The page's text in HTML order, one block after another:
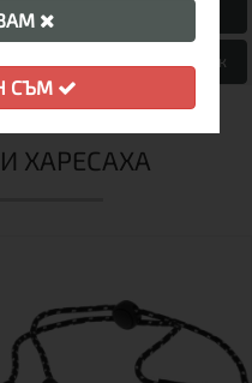
Виж
ХАРЕСАХА
СЪМ